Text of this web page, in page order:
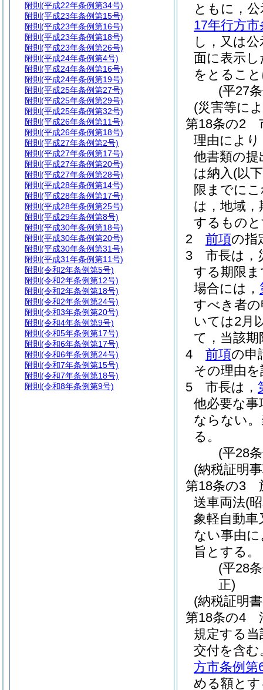
ともに，
17年行方
し，又は
面に表示
をとるこ
(平27
(災害等に
第18条の2
理由によ
他書類の提
は納入(以
限までに
は，地域
するもの
2
前項の指
3
市長は，
する期限
場合には，
すべき者
いては2月
て，当該
4
前項の申
その理由
5
市長は，
他必要な
ならない。
る。
(平28
(納税証明
第18条の3
送車両法(
象軽自動
ない事由
旨とする。
(平28
正)
(納税証明
第18条の4
規定する
交付を含む
方市条例第
める額と
附則 (平成22年条例第34号)
附則 (平成23年条例第15号)
附則 (平成23年条例第16号)
附則 (平成23年条例第18号)
附則 (平成23年条例第26号)
附則 (平成24年条例第4号)
附則 (平成24年条例第16号)
附則 (平成24年条例第19号)
附則 (平成25年条例第27号)
附則 (平成25年条例第29号)
附則 (平成25年条例第32号)
附則 (平成26年条例第11号)
附則 (平成26年条例第18号)
附則 (平成27年条例第2号)
附則 (平成27年条例第17号)
附則 (平成27年条例第20号)
附則 (平成27年条例第28号)
附則 (平成28年条例第14号)
附則 (平成28年条例第17号)
附則 (平成28年条例第25号)
附則 (平成29年条例第8号)
附則 (平成30年条例第18号)
附則 (平成30年条例第20号)
附則 (平成30年条例第31号)
附則 (平成31年条例第11号)
附則 (令和2年条例第5号)
附則 (令和2年条例第12号)
附則 (令和2年条例第18号)
附則 (令和2年条例第24号)
附則 (令和3年条例第20号)
附則 (令和4年条例第9号)
附則 (令和5年条例第17号)
附則 (令和6年条例第17号)
附則 (令和6年条例第24号)
附則 (令和7年条例第15号)
附則 (令和7年条例第18号)
附則 (令和8年条例第9号)